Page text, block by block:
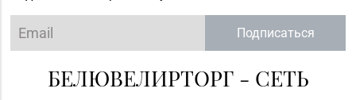
Подписаться
БЕЛЮВЕЛИРТОРГ - СЕТЬ